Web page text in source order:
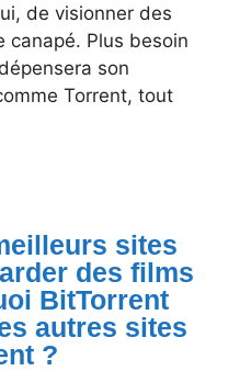
de visionner des
canapé. Plus besoin
son
Torrent, tout
sites
des films
BitTorrent
autres sites
?